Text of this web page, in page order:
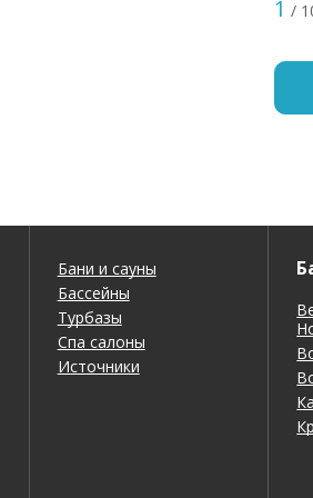
1 /
Бани и сауны
Бассейны
Турбазы
Спа салоны
Источники